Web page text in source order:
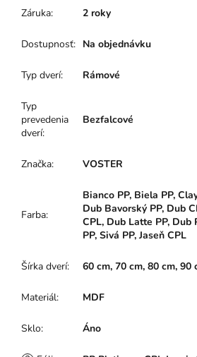
Záruka: 2 roky
Dostupnosť: Na objednávku
Typ dverí: Rámové
Typ
prevedenia
dverí:
Bezfalcové
Značka: VOSTER
Farba:
Bianco PP, Biela PP,
Dub Bavorský PP, Dub
CPL, Dub Latte PP, Dub
PP, Sivá PP, Jaseň CPL
Šírka dverí: 60 cm, 70 cm, 80 cm, 90
Materiál: MDF
Sklo: Áno